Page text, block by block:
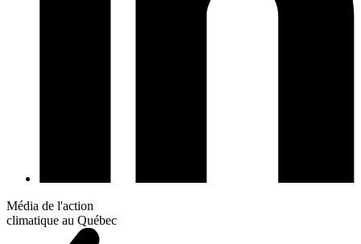
Média de l'action
climatique au Québec